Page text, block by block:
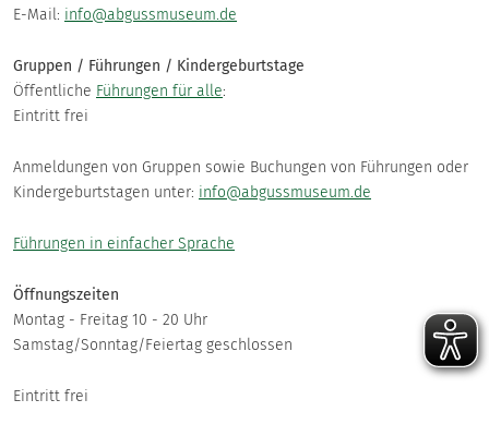
E-Mail: info@abgussmuseum.de
Gruppen / Führungen / Kindergeburtstage
Öffentliche Führungen für alle:
Eintritt frei
Anmeldungen von Gruppen sowie Buchungen von Führungen oder
Kindergeburtstagen unter: info@abgussmuseum.de
Führungen in einfacher Sprache
Öffnungszeiten
Montag - Freitag 10 - 20 Uhr
Samstag/Sonntag/Feiertag geschlossen
Eintritt frei